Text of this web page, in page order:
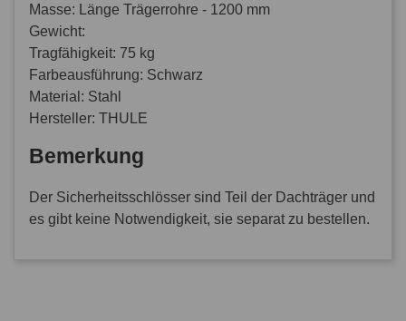
Masse: Länge Trägerrohre - 1200 mm
Gewicht:
Tragfähigkeit: 75 kg
Farbeausführung: Schwarz
Material: Stahl
Hersteller: THULE
Bemerkung
Der Sicherheitsschlösser sind Teil der Dachträger und
es gibt keine Notwendigkeit, sie separat zu bestellen.